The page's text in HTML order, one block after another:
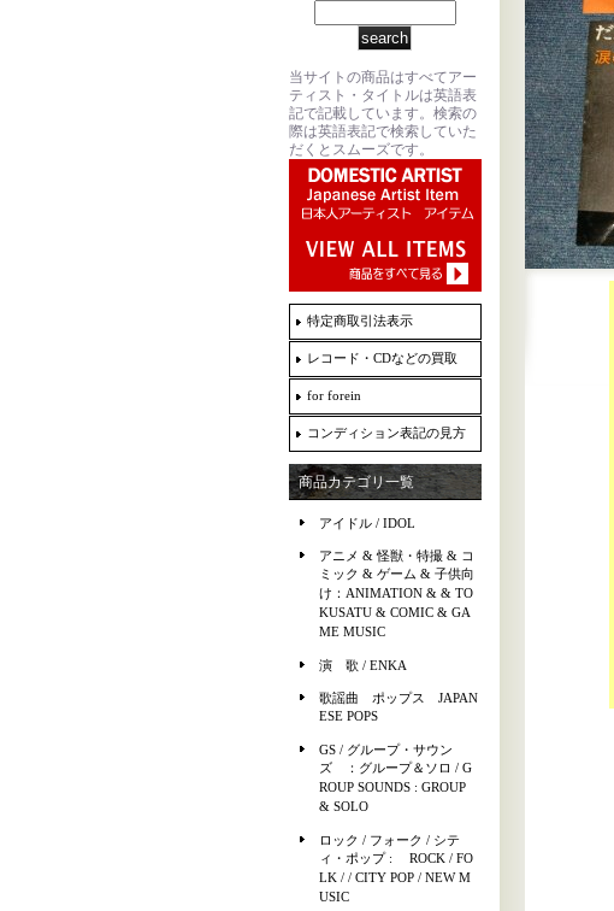
当サイトの商品はすべてアー
ティスト・タイトルは英語表
記で記載しています。検索の
際は英語表記で検索していた
だくとスムーズです。
特定商取引法表示
レコード・CDなどの買取
for forein
コンディション表記の見方
商品カテゴリ一覧
アイドル / IDOL
アニメ & 怪獣・特撮 & コ
ミック & ゲーム & 子供向
け：ANIMATION & & TO
KUSATU & COMIC & GA
ME MUSIC
演 歌 / ENKA
歌謡曲 ポップス JAPAN
ESE POPS
GS / グループ・サウン
ズ ：グループ＆ソロ / G
ROUP SOUNDS : GROUP
& SOLO
ロック / フォーク / シテ
ィ・ポップ : ROCK / FO
LK / / CITY POP / NEW M
USIC